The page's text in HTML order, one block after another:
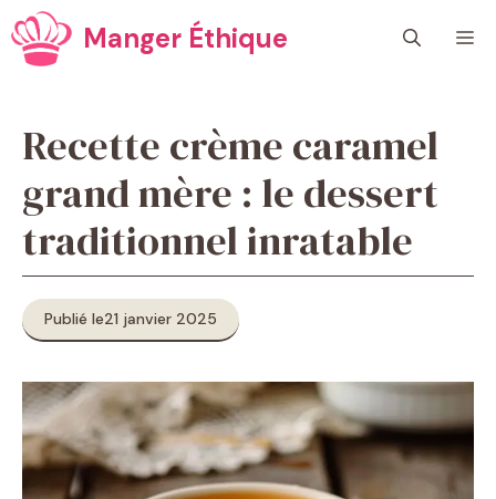
Aller
au
contenu
Manger Éthique
Recette crème caramel
grand mère : le dessert
traditionnel inratable
Publié le21 janvier 2025